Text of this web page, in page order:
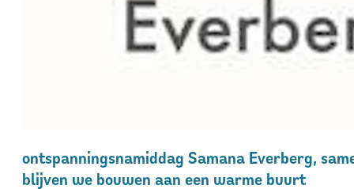
ontspanningsnamiddag Samana Everberg,
blijven we bouwen aan een warme buurt